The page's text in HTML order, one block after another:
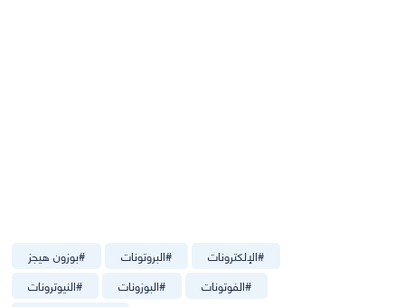
#بوزون هيجز #البروتونات #الإلكترونات
#النيوترونات #البوزونات #الفوتونات